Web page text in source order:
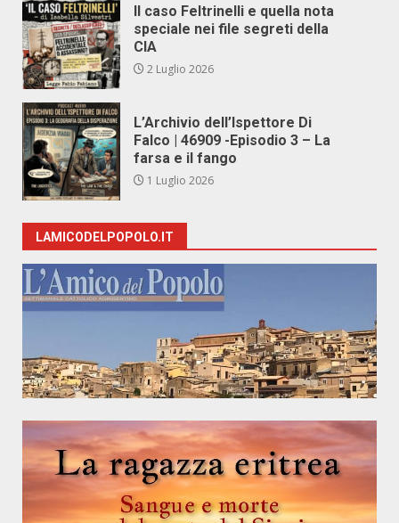
Il caso Feltrinelli e quella nota
speciale nei file segreti della
CIA
2 Luglio 2026
L’Archivio dell’Ispettore Di
Falco | 46909 -Episodio 3 – La
farsa e il fango
1 Luglio 2026
LAMICODELPOPOLO.IT